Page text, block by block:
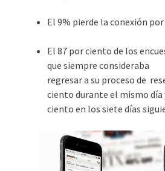
El 9% pierde la conexión
El 87 por ciento de los
que siempre consideraba
regresar a su proceso de
ciento durante el mismo día
ciento en los siete días